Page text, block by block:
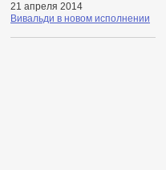
21 апреля 2014
Вивальди в новом исполнении